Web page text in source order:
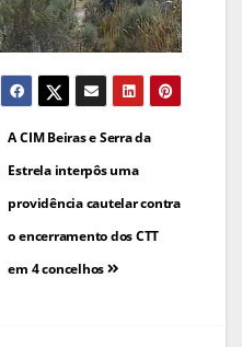
A CIM Beiras e Serra da
Estrela interpôs uma
providência cautelar contra
o encerramento dos CTT
em 4 concelhos